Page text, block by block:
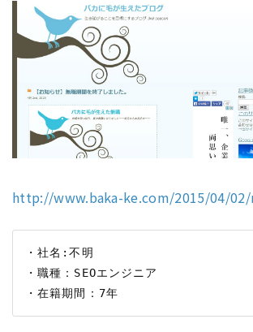
http://www.baka-ke.com/2015/04/
・社名:不明
・職種：SEOエンジニア